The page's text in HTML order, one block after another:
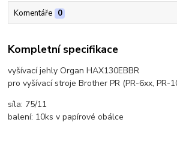
Komentáře 0
Kompletní specifikace
vyšívací jehly Organ HAX130EBBR
pro vyšívací stroje Brother PR (PR-6xx, PR-
síla: 75/11
balení: 10ks v papírové obálce